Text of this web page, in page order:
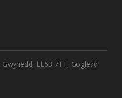
LL53 7TT, Gogledd